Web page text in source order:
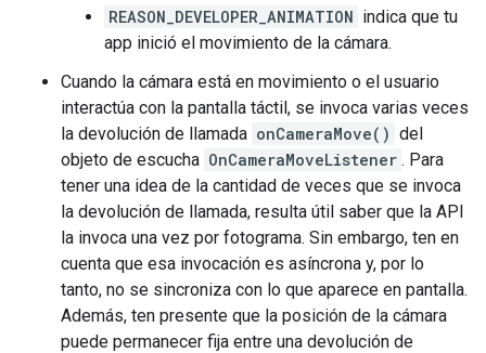
REASON_DEVELOPER_ANIMATION indica que tu
app inició el movimiento de la cámara.
Cuando la cámara está en movimiento o el usuario
interactúa con la pantalla táctil, se invoca varias veces
la devolución de llamada onCameraMove() del
objeto de escucha OnCameraMoveListener . Para
tener una idea de la cantidad de veces que se invoca
la devolución de llamada, resulta útil saber que la API
la invoca una vez por fotograma. Sin embargo, ten en
cuenta que esa invocación es asíncrona y, por lo
tanto, no se sincroniza con lo que aparece en pantalla.
Además, ten presente que la posición de la cámara
puede permanecer fija entre una devolución de